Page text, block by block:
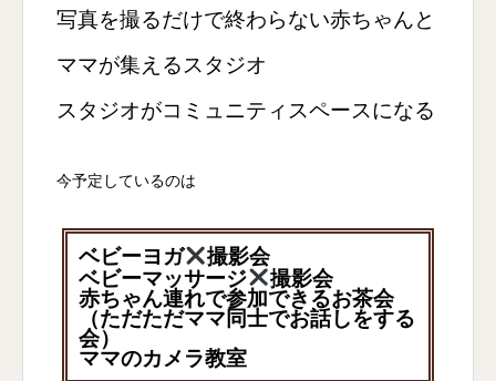
写真を撮るだけで終わらない赤ちゃんと
ママが集えるスタジオ
スタジオがコミュニティスペースになる
今予定しているのは
ベビーヨガ
撮影会
ベビーマッサージ
撮影会
赤ちゃん連れで参加できるお茶会
（ただただママ同士でお話しをする
会）
ママのカメラ教室